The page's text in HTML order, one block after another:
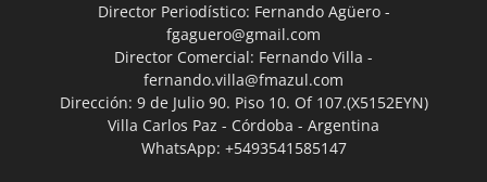
Director Periodístico: Fernando Agüero -
fgaguero@gmail.com
Director Comercial: Fernando Villa -
fernando.villa@fmazul.com
Dirección: 9 de Julio 90. Piso 10. Of 107.(X5152EYN)
Villa Carlos Paz - Córdoba - Argentina
WhatsApp: +5493541585147